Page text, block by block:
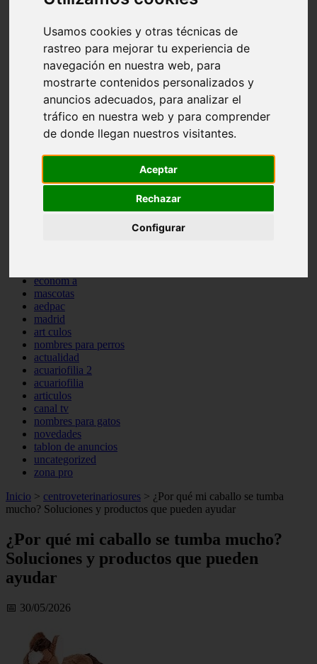
Usamos cookies y otras técnicas de
rastreo para mejorar tu experiencia de
navegación en nuestra web, para
mostrarte contenidos personalizados y
anuncios adecuados, para analizar el
tráfico en nuestra web y para comprender
de donde llegan nuestros visitantes.
Aceptar
Rechazar
Configurar
protagonistas
reptiles
abandono
adopci n
higiene
snacks
acuario
iberzoo propet
comercios
estanques
conejos
econom a
mascotas
aedpac
madrid
art culos
nombres para perros
actualidad
acuariofilia 2
acuariofilia
articulos
canal tv
nombres para gatos
novedades
tablon de anuncios
uncategorized
zona pro
Inicio > centroveterinariosures > ¿Por qué mi caballo se tumba
mucho? Soluciones y productos que pueden ayudar
¿Por qué mi caballo se tumba mucho?
Soluciones y productos que pueden
ayudar
📅 30/05/2026